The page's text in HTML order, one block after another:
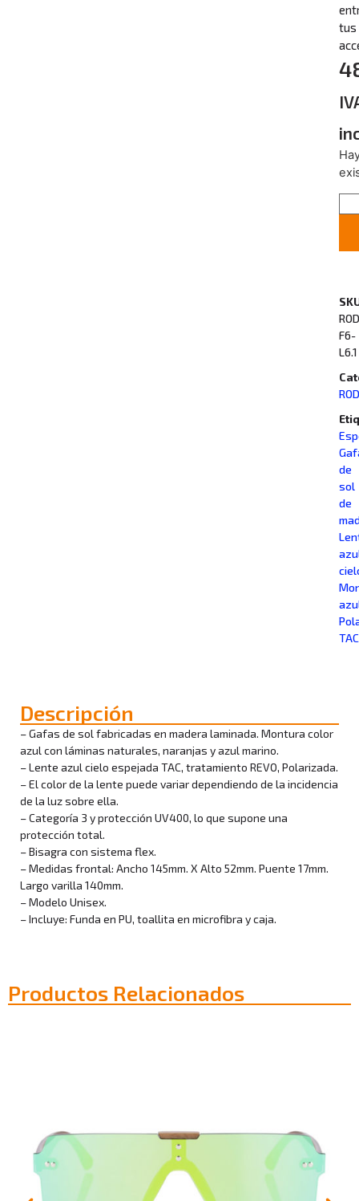
tus
F6-
L6.1
de
sol
de
TAC
Descripción
– Gafas de sol fabricadas en madera laminada. Montura color
azul con láminas naturales, naranjas y azul marino.
– Lente azul cielo espejada TAC, tratamiento REVO, Polarizada.
– El color de la lente puede variar dependiendo de la incidencia
de la luz sobre ella.
– Categoría 3 y protección UV400, lo que supone una
protección total.
– Bisagra con sistema flex.
– Medidas frontal: Ancho 145mm. X Alto 52mm. Puente 17mm.
Largo varilla 140mm.
– Modelo Unisex.
– Incluye: Funda en PU, toallita en microfibra y caja.
Productos Relacionados